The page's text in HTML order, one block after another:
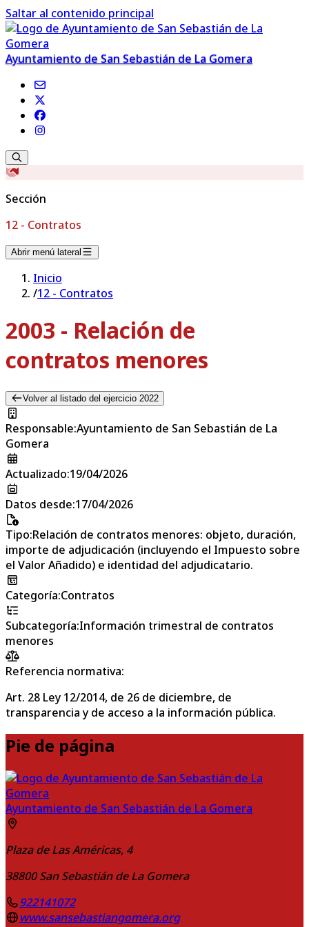
Saltar al contenido principal
Ayuntamiento de San Sebastián de La Gomera
Sección
12 - Contratos
Abrir menú lateral
Inicio
/12 - Contratos
2003 - Relación de
contratos menores
Volver al listado del ejercicio 2022
Responsable:Ayuntamiento de San Sebastián de La
Gomera
Actualizado:19/04/2026
Datos desde:17/04/2026
Tipo:Relación de contratos menores: objeto, duración,
importe de adjudicación (incluyendo el Impuesto sobre
el Valor Añadido) e identidad del adjudicatario.
Categoría:Contratos
Subcategoría:Información trimestral de contratos
menores
Referencia normativa:
Art. 28 Ley 12/2014, de 26 de diciembre, de
transparencia y de acceso a la información pública.
Pie de página
Ayuntamiento de San Sebastián de La Gomera
Plaza de Las Américas, 4
38800 San Sebastián de La Gomera
922141072
www.sansebastiangomera.org